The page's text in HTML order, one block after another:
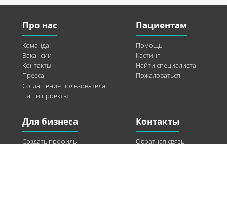
Про нас
Команда
Вакансии
Контакты
Пресса
Соглашение пользователя
Наши проекты
Пациентам
Помощь
Кастинг
Найти специалиста
Пожаловаться
Для бизнеса
Создать профиль
Контакты
Обратная связь